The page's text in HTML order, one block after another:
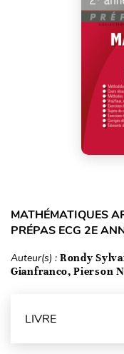
MATHÉMATIQUES
PRÉPAS ECG 2E
Auteur(s) : Rondy
Gianfranco, Pierson
LIVRE